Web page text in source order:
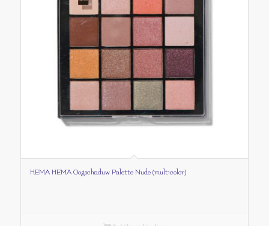
HEMA HEMA Oogschaduw Palette Nude (multicolor)